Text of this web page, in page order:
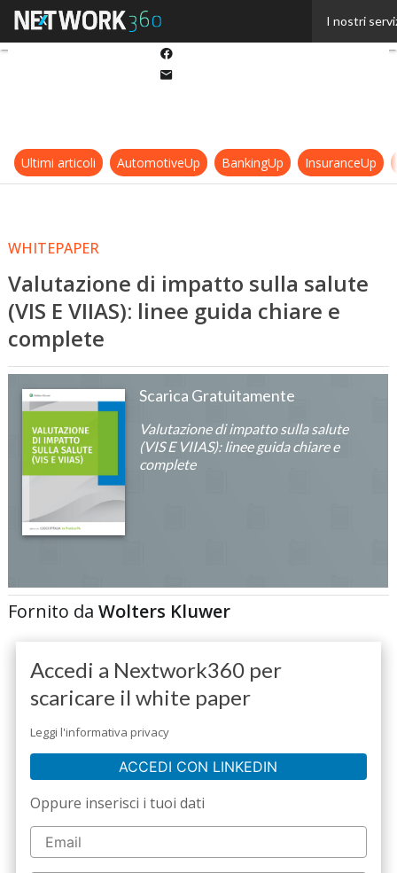
I nostri
Ultimi articoli AutomotiveUp BankingUp InsuranceUp
WHITEPAPER
Valutazione di impatto sulla salute
(VIS E VIIAS): linee guida chiare e
complete
Scarica Gratuitamente
Valutazione di impatto sulla salute
(VIS E VIIAS): linee guida chiare e
complete
Fornito daWolters Kluwer
Accedi a Nextwork360 per
scaricare il white paper
Leggi l'informativa privacy
ACCEDI CON LINKEDIN
Oppure inserisci i tuoi dati